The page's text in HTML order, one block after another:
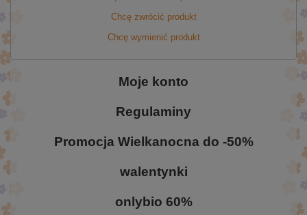
Chcę zwrócić produkt
Chcę wymienić produkt
Moje konto
Regulaminy
Promocja Wielkanocna do -50%
walentynki
onlybio 60%